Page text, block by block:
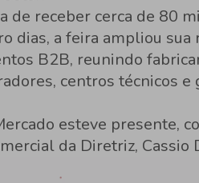
de receber cerca de 80
dias, a feira ampliou
B2B, reunindo
centros técnicos
esteve presente,
da Diretriz, Cassio